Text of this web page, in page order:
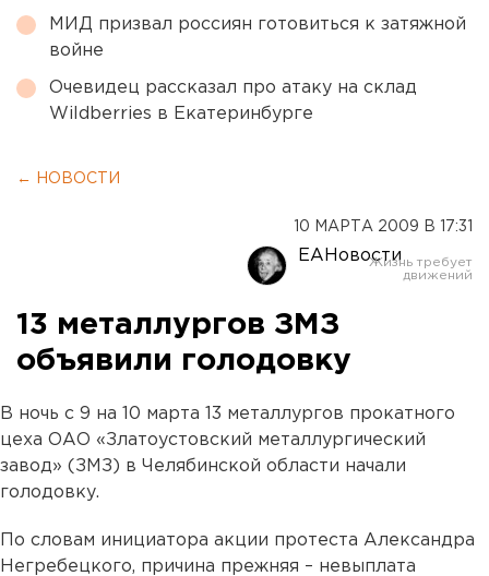
МИД призвал россиян готовиться к затяжной
войне
Очевидец рассказал про атаку на склад
Wildberries в Екатеринбурге
← НОВОСТИ
10 МАРТА 2009 В 17:31
ЕАНовости
13 металлургов ЗМЗ
объявили голодовку
В ночь с 9 на 10 марта 13 металлургов прокатного
цеха ОАО «Златоустовский металлургический
завод» (ЗМЗ) в Челябинской области начали
голодовку.
По словам инициатора акции протеста Александра
Негребецкого, причина прежняя – невыплата